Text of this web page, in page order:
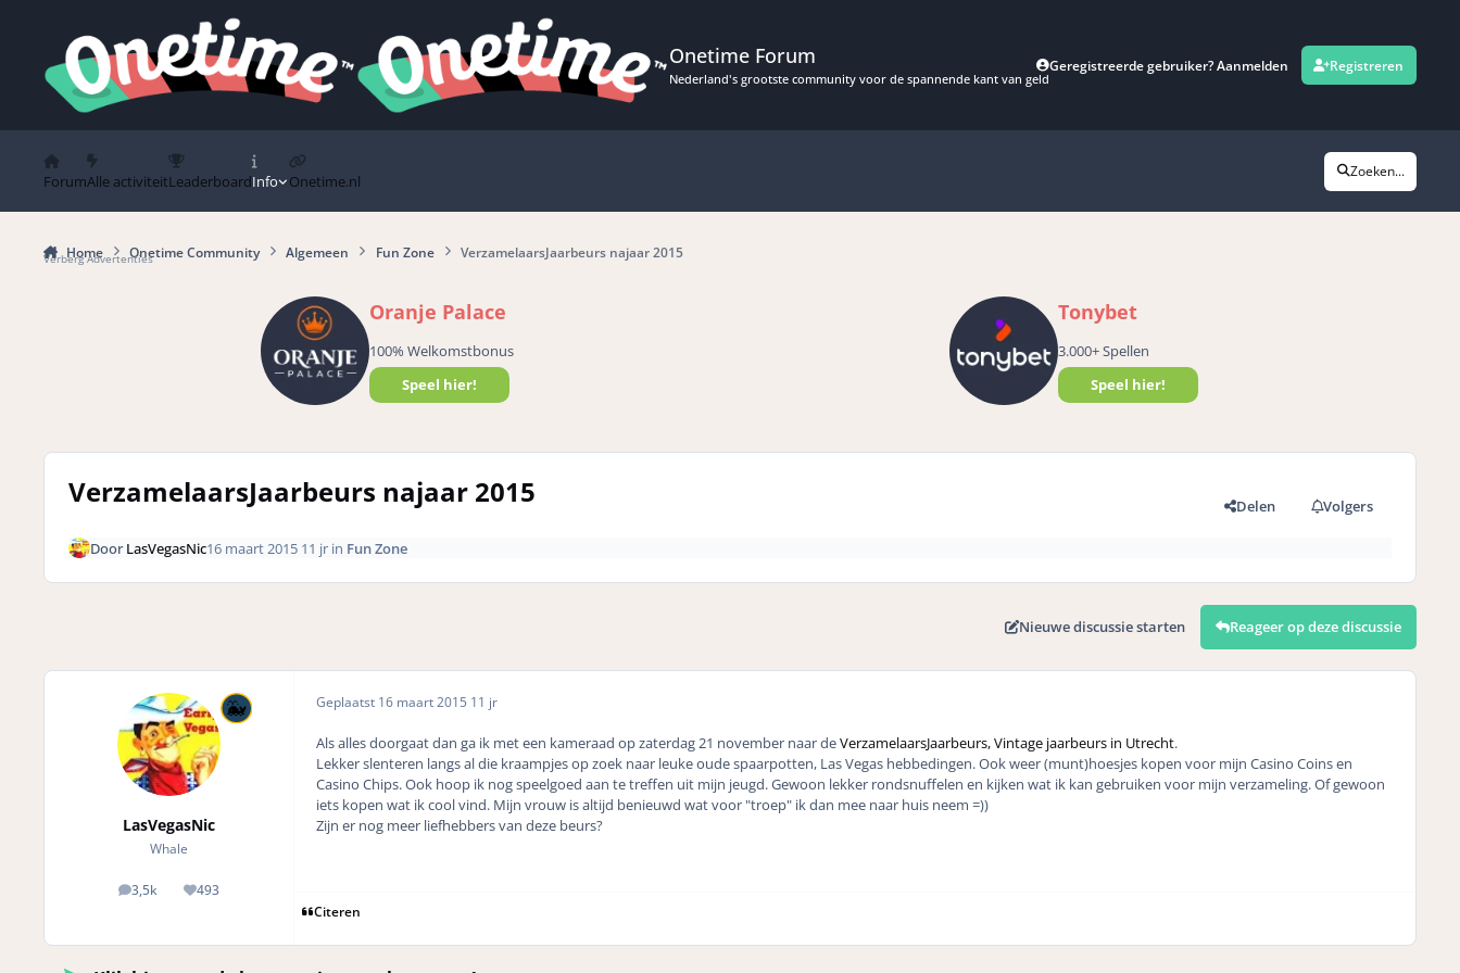
Onetime Forum
Nederland's grootste community voor de spannende kant van geld
Geregistreerde gebruiker? Aanmelden Registreren
ForumAlle activiteitLeaderboardInfo Onetime.nl
Zoeken...
Home Onetime Community Algemeen Fun Zone VerzamelaarsJaarbeurs najaar 2015
Verberg Advertenties
Oranje Palace
100% Welkomstbonus
Speel hier!
Tonybet
3.000+ Spellen
Speel hier!
VerzamelaarsJaarbeurs najaar 2015 Delen Volgers
DoorLasVegasNic16 maart 2015 11 jrin Fun Zone
Nieuwe discussie starten Reageer op deze discussie
LasVegasNic
Whale
3,5k
posts 493
Reputation
Geplaatst 16 maart 2015 11 jr
Als alles doorgaat dan ga ik met een kameraad op zaterdag 21 november naar deVerzamelaarsJaarbeurs, Vintage jaarbeurs in Utrecht.
Lekker slenteren langs al die kraampjes op zoek naar leuke oude spaarpotten, Las Vegas hebbedingen. Ook weer (munt)hoesjes kopen voor mijn Casino Coins en
Casino Chips. Ook hoop ik nog speelgoed aan te treffen uit mijn jeugd. Gewoon lekker rondsnuffelen en kijken wat ik kan gebruiken voor mijn verzameling. Of gewoon
iets kopen wat ik cool vind. Mijn vrouw is altijd benieuwd wat voor "troep" ik dan mee naar huis neem =))
Zijn er nog meer liefhebbers van deze beurs?
Citeren